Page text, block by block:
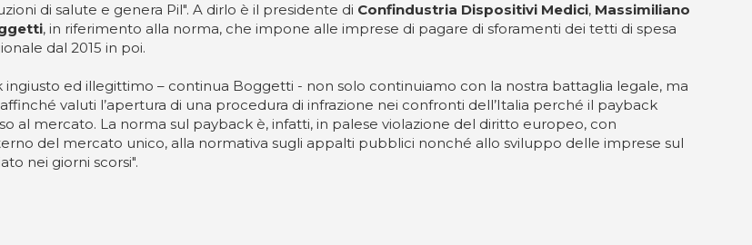
di salute e genera Pil". A dirlo è il presidente di Confindustria Dispositivi Medici, Massimiliano
, in riferimento alla norma, che impone alle imprese di pagare di sforamenti dei tetti di spesa
dal 2015 in poi.
ed illegittimo – continua Boggetti - non solo continuiamo con la nostra battaglia legale, ma
affinché valuti l’apertura di una procedura di infrazione nei confronti dell’Italia perché il payback
al mercato. La norma sul payback è, infatti, in palese violazione del diritto europeo, con
del mercato unico, alla normativa sugli appalti pubblici nonché allo sviluppo delle imprese sul
nei giorni scorsi".